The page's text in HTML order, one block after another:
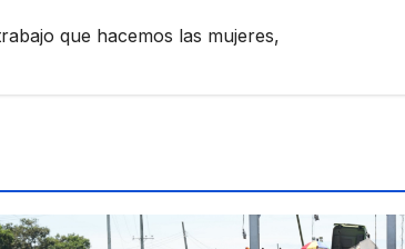
que hacemos las mujeres,